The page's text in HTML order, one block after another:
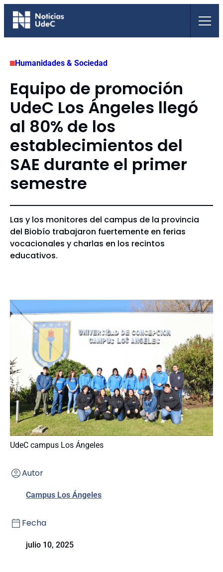
Saltar
Humanidades & Sociedad
Equipo de promoción
UdeC Los Ángeles llegó
al 80% de los
establecimientos del
SAE durante el primer
semestre
Las y los monitores del campus de la provincia
del Biobío trabajaron fuertemente en ferias
vocacionales y charlas en los recintos
educativos.
UdeC campus Los Ángeles
Autor
Campus Los Ángeles
Fecha
julio 10, 2025